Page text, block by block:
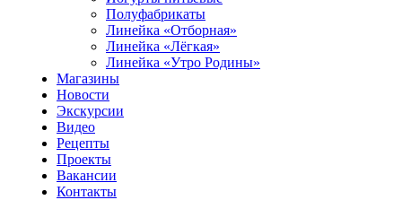
Полуфабрикаты
Линейка «Отборная»
Линейка «Лёгкая»
Линейка «Утро Родины»
Магазины
Новости
Экскурсии
Видео
Рецепты
Проекты
Вакансии
Контакты